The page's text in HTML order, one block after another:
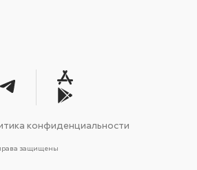
конфиденциальности
защищены